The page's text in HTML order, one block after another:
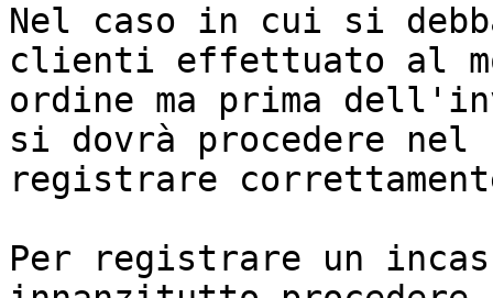
Nel caso in cui si
clienti effettuato al
ordine ma prima
si dovrà procedere nel
registrare
Per registrare un